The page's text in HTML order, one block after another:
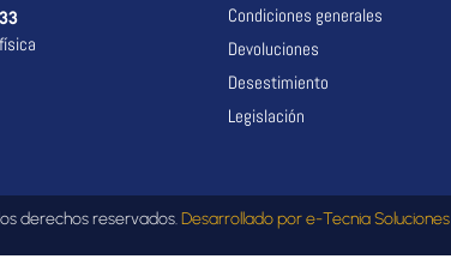
Condiciones generales
Devoluciones
Desestimiento
Legislación
derechos reservados.Desarrollado pore-Tecnia Soluciones